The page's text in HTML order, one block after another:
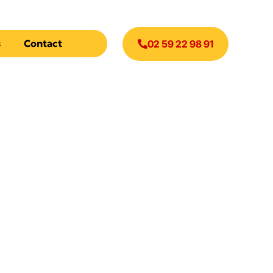
Contact 02 59 22 98 91